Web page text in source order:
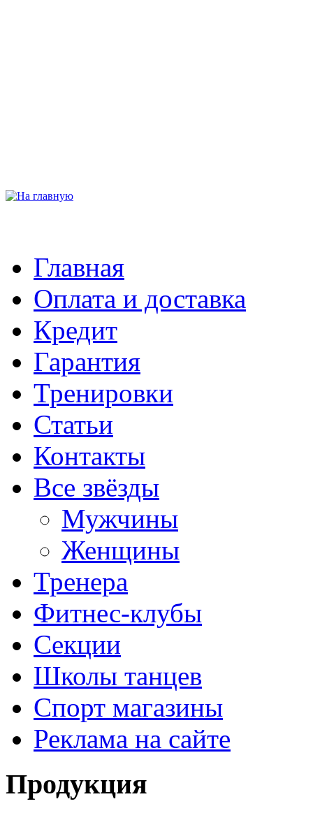
Главная
Оплата и доставка
Кредит
Гарантия
Тренировки
Статьи
Контакты
Все звёзды
Мужчины
Женщины
Тренера
Фитнес-клубы
Секции
Школы танцев
Спорт магазины
Реклама на сайте
Продукция